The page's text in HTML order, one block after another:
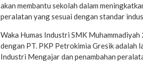
akan membantu sekolah dalam
peralatan yang sesuai dengan standar
Waka Humas Industri SMK Muhammadiyah
dengan PT. PKP Petrokimia Gresik adalah
Industri Mengajar dan penambahan